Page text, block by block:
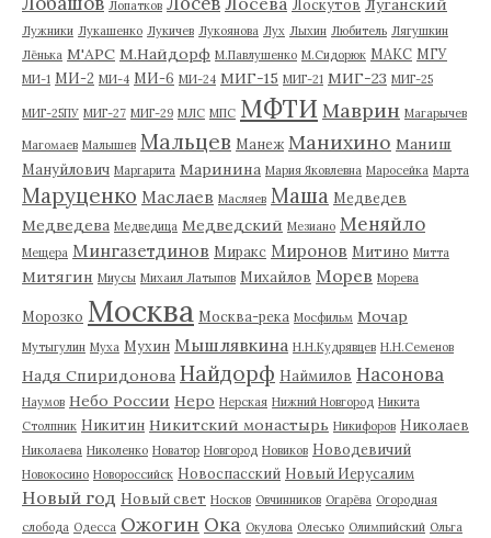
Лопатков Лоскутов Луганский
Лужники Лукашенко Лукичев Лукоянова Лух Лыхин Любитель Лягушкин
Лёнька М'АРС М.Найдорф М.Павлушенко М.Сидорюк МАКС МГУ
МИ-1 МИ-2 МИ-4 МИ-6 МИ-24 МИГ-15 МИГ-21 МИГ-23 МИГ-25
МИГ-25ПУ МИГ-27 МИГ-29 МЛС МПС МФТИ Маврин Магарычев
Магомаев Малышев Мальцев Манеж Манихино Маниш
Мануйлович Маргарита Маринина Мария Яковлевна Маросейка Марта
Маруценко Маслаев Масляев Маша Медведев
Медведева Медведица Медведский Мезиано Меняйло
Мещера Мингазетдинов Миракс Миронов Митино Митта
Митягин Миусы Михаил Латыпов Михайлов Морев Морева
Морозко Москва Москва-река Мосфильм Мочар
Мутыгулин Муха Мухин Мышлявкина Н.Н.Кудрявцев Н.Н.Семенов
Надя Спиридонова Найдорф Наймилов Насонова
Наумов Небо России Неро Нерская Нижний Новгород Никита
Столпник Никитин Никитский монастырь Никифоров Николаев
Николаева Николенко Новатор Новгород Новиков Новодевичий
Новокосино Новороссийск Новоспасский Новый Иерусалим
Новый год Новый свет Носков Овчинников Огарёва Огородная
слобода Одесса Ожогин Ока Окулова Олесько Олимпийский Ольга